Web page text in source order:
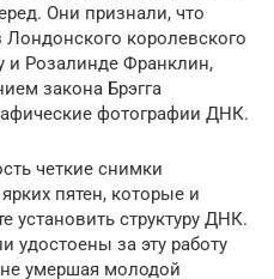
Они признали, что
королевского
и Розалинде Франклин,
закона Брэгга
фотографии ДНК.
четкие снимки
пятен, которые и
установить структуру ДНК.
удостоены за эту работу
умершая молодой